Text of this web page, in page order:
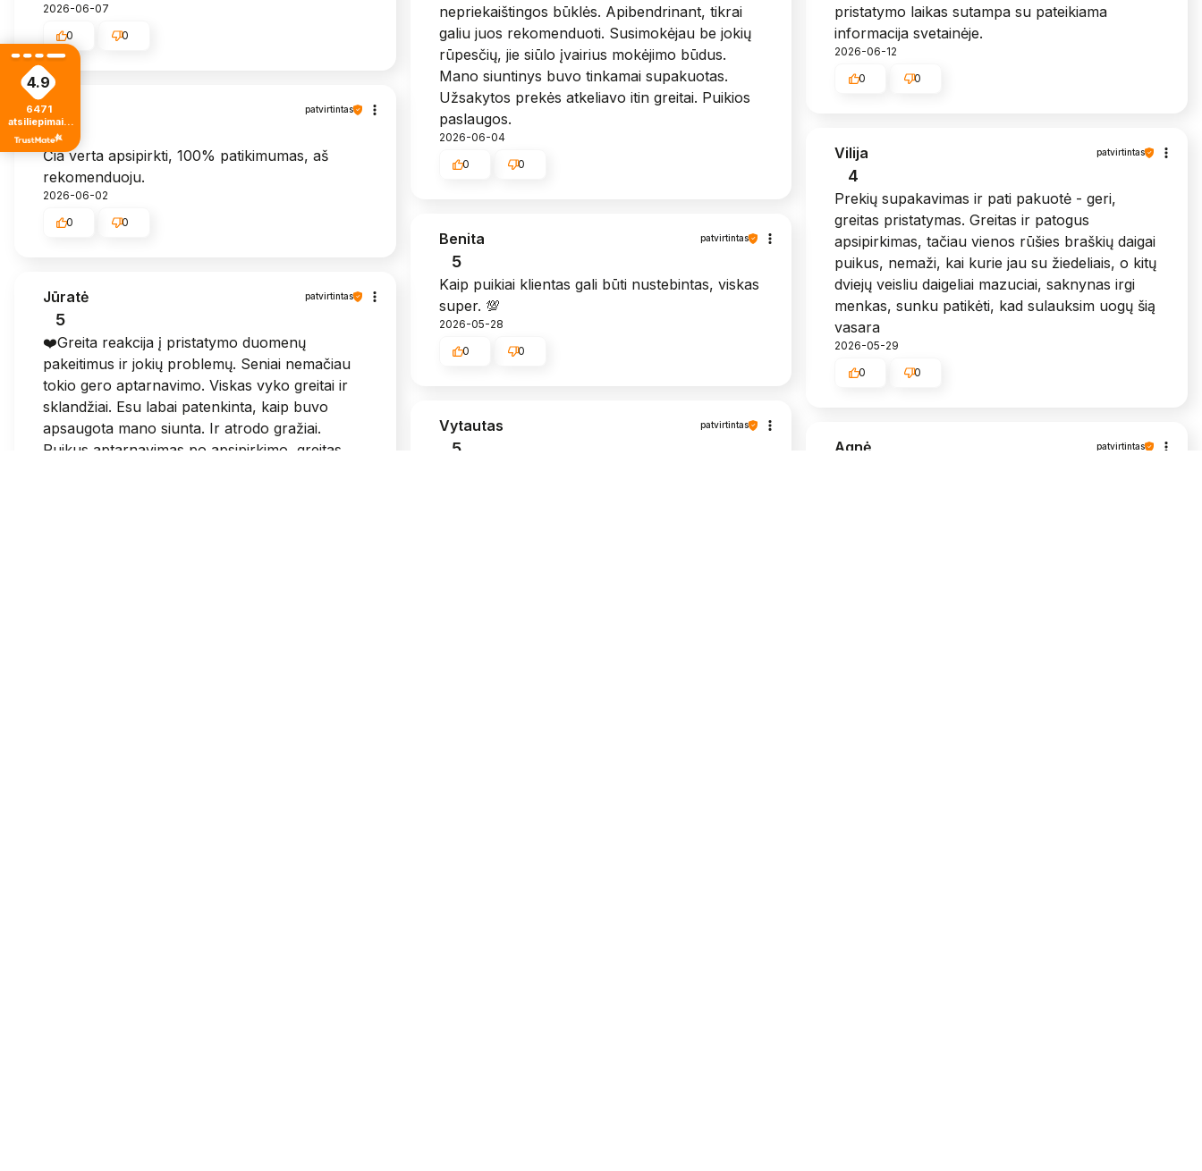
pristatymo laikas sutampa su pateikiama
informacija svetainėje.
2026-06-12
0 0
2026-06-07
0 0
nepriekaištingos būklės. Apibendrinant, tikrai
galiu juos rekomenduoti. Susimokėjau be jokių
rūpesčių, jie siūlo įvairius mokėjimo būdus.
Mano siuntinys buvo tinkamai supakuotas.
Užsakytos prekės atkeliavo itin greitai. Puikios
paslaugos.
2026-06-04
0 0
Zita patvirtintas
5
Čia verta apsipirkti, 100% patikimumas, aš
rekomenduoju.
2026-06-02
0 0
Vilija patvirtintas
4
Prekių supakavimas ir pati pakuotė - geri,
greitas pristatymas. Greitas ir patogus
apsipirkimas, tačiau vienos rūšies braškių daigai
puikus, nemaži, kai kurie jau su žiedeliais, o kitų
dviejų veisliu daigeliai mazuciai, saknynas irgi
menkas, sunku patikėti, kad sulauksim uogų šią
vasara
2026-05-29
0 0
Benita patvirtintas
5
Kaip puikiai klientas gali būti nustebintas, viskas
super. 💯
2026-05-28
0 0
Jūratė patvirtintas
5
❤️Greita reakcija į pristatymo duomenų
pakeitimus ir jokių problemų. Seniai nemačiau
tokio gero aptarnavimo. Viskas vyko greitai ir
sklandžiai. Esu labai patenkinta, kaip buvo
apsaugota mano siunta. Ir atrodo gražiai.
Puikus aptarnavimas po apsipirkimo, greitas
Vytautas patvirtintas
5 Agnė patvirtintas
4.9
6471
atsiliepimais
iš visų laikų